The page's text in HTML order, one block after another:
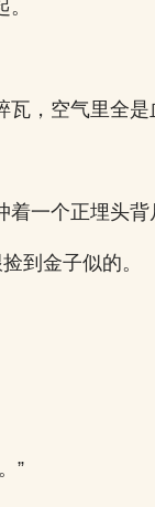
，空气里全是
一个正埋头背
到金子似的。
”